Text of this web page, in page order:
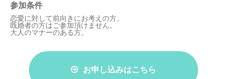
参加条件
恋愛に対して前向きにお考えの方。
既婚者の方はご参加頂けません。
大人のマナーのある方。
お申し込みはこちら